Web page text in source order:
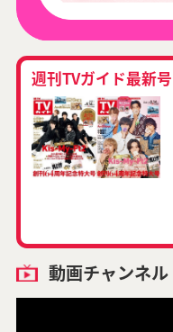
週刊TVガイド最新号
動画チャンネル